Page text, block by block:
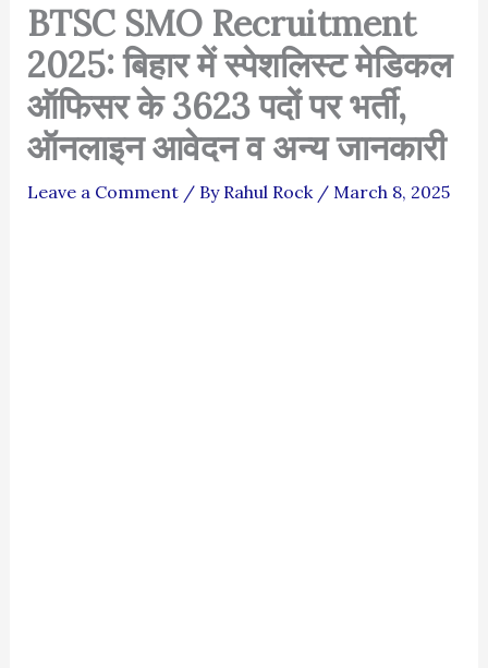
BTSC SMO Recruitment
2025: बिहार में स्पेशलिस्ट मेडिकल
ऑफिसर के 3623 पदों पर भर्ती,
ऑनलाइन आवेदन व अन्य जानकारी
Leave a Comment / By Rahul Rock / March 8, 2025